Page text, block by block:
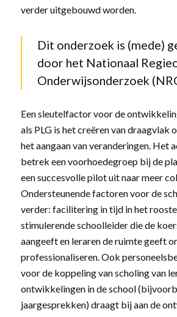
verder uitgebouwd worden.
Dit onderzoek is (mede)
door het Nationaal
Onderwijsonderzoek
Een sleutelfactor voor de
als PLG is het creëren van draagvlak
het aangaan van veranderingen. Het
betrek een voorhoedegroep bij de
een succesvolle pilot uit naar meer
Ondersteunende factoren voor de
verder: facilitering in tijd in het
stimulerende schoolleider die de
aangeeft en leraren de ruimte geeft
professionaliseren. Ook
voor de koppeling van scholing van
ontwikkelingen in de school
jaargesprekken) draagt bij aan de